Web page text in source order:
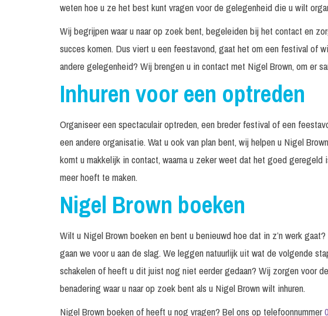
weten hoe u ze het best kunt vragen voor de gelegenheid die u wilt
Wij begrijpen waar u naar op zoek bent, begeleiden bij het contact en
succes komen. Dus viert u een feestavond, gaat het om een festival of
andere gelegenheid? Wij brengen u in contact met Nigel Brown, om er
Inhuren voor een optreden
Organiseer een spectaculair optreden, een breder festival of een
een andere organisatie. Wat u ook van plan bent, wij helpen u Nigel
komt u makkelijk in contact, waarna u zeker weet dat het goed geregeld
meer hoeft te maken.
Nigel Brown boeken
Wilt u Nigel Brown boeken en bent u benieuwd hoe dat in z’n werk
gaan we voor u aan de slag. We leggen natuurlijk uit wat de volgende
schakelen of heeft u dit juist nog niet eerder gedaan? Wij zorgen voor
benadering waar u naar op zoek bent als u Nigel Brown wilt inhuren.
Nigel Brown boeken of heeft u nog vragen? Bel ons op telefoonnummer